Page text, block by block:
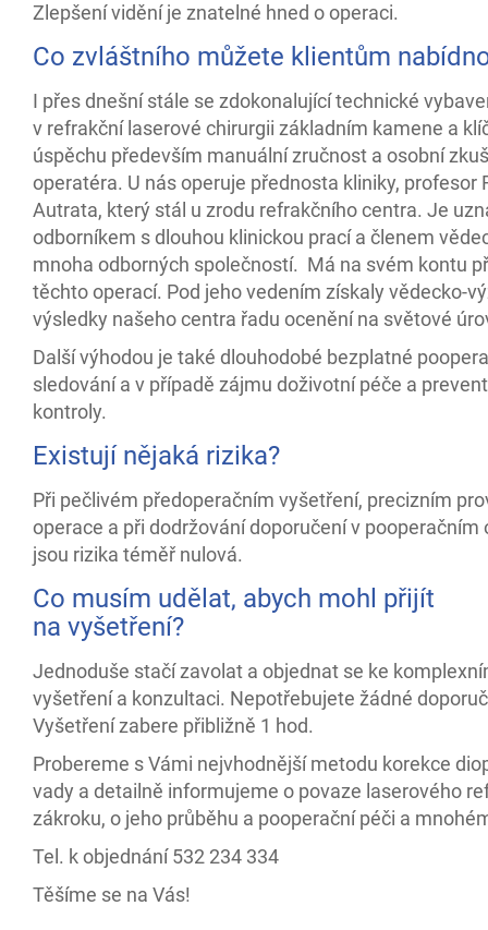
Zlepšení vidění je znatelné hned o operaci.
Co zvláštního můžete klientům
I přes dnešní stále se zdokonalující technické
v refrakční laserové chirurgii základním kamene a
úspěchu především manuální zručnost a osobní
operatéra. U nás operuje přednosta kliniky, profesor
Autrata, který stál u zrodu refrakčního centra. Je
odborníkem s dlouhou klinickou prací a členem
mnoha odborných společností. Má na svém kontu
těchto operací. Pod jeho vedením získaly vědecko-
výsledky našeho centra řadu ocenění na světové
Další výhodou je také dlouhodobé bezplatné
sledování a v případě zájmu doživotní péče a
kontroly.
Existují nějaká rizika?
Při pečlivém předoperačním vyšetření, precizním
operace a při dodržování doporučení v pooperačním
jsou rizika téměř nulová.
Co musím udělat, abych mohl přijít
na vyšetření?
Jednoduše stačí zavolat a objednat se ke
vyšetření a konzultaci. Nepotřebujete žádné
Vyšetření zabere přibližně 1 hod.
Probereme s Vámi nejvhodnější metodu korekce
vady a detailně informujeme o povaze laserového
zákroku, o jeho průběhu a pooperační péči a
Tel. k objednání 532 234 334
Těšíme se na Vás!